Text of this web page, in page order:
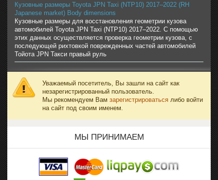
Кузовные размеры Toyota JPN Taxi (NTP10) 2017–2022 (RH
Japanese market) Body dimensions
Кузовные размеры для восстановления геометрии кузова
автомобилей Toyota JPN Taxi (NTP10) 2017–2022. С помощью
этих данных осуществляется проверка геометрии кузова, с
последующей рихтовкой поврежденных частей автомобилей
Тойота JPN Такси правый руль
Уважаемый посетитель, Вы зашли на сайт как
незарегистрированный пользователь.
Мы рекомендуем Вам зарегистрироваться либо войти
на сайт под своим именем.
МЫ ПРИНИМАЕМ